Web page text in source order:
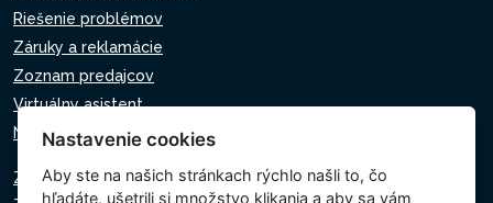
Riešenie problémov
Záruky a reklamácie
Zoznam predajcov
Virtuálny asistent
Napíšte nám
Zásady ochrany osobných údajov
Nastavenie cookies
Aby ste na našich stránkach rýchlo našli to, čo
hľadáte, ušetrili si množstvo klikania a aby sa vám